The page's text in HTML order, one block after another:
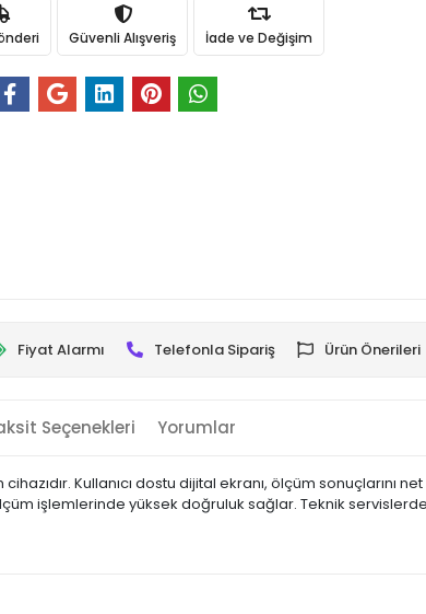
Güvenli Alışveriş İade ve Değişim
Fiyat Alarmı Telefonla Sipariş Ürün Önerileri
Seçenekleri Yorumlar
Kullanıcı dostu dijital ekranı, ölçüm sonuçlarını
işlemlerinde yüksek doğruluk sağlar. Teknik